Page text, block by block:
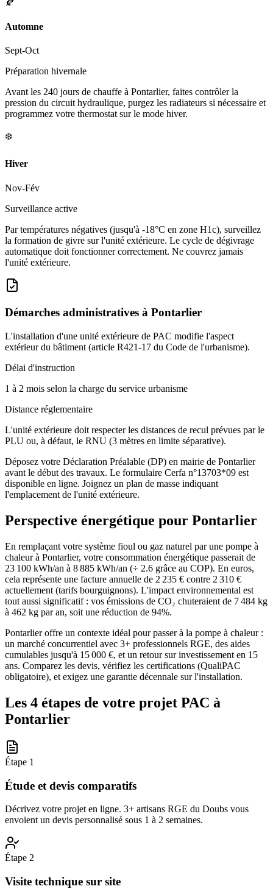
🍂
Automne
Sept-Oct
Préparation hivernale
Avant les 240 jours de chauffe à Pontarlier, faites contrôler la
pression du circuit hydraulique, purgez les radiateurs si nécessaire et
programmez votre thermostat sur le mode hiver.
❄️
Hiver
Nov-Fév
Surveillance active
Par températures négatives (jusqu'à -18°C en zone H1c), surveillez
la formation de givre sur l'unité extérieure. Le cycle de dégivrage
automatique doit fonctionner correctement. Ne couvrez jamais
l'unité extérieure.
Démarches administratives à Pontarlier
L'installation d'une unité extérieure de PAC modifie l'aspect
extérieur du bâtiment (article R421-17 du Code de l'urbanisme).
Délai d'instruction
1 à 2 mois selon la charge du service urbanisme
Distance réglementaire
L'unité extérieure doit respecter les distances de recul prévues par le
PLU ou, à défaut, le RNU (3 mètres en limite séparative).
Déposez votre Déclaration Préalable (DP) en mairie de Pontarlier
avant le début des travaux. Le formulaire Cerfa n°13703*09 est
disponible en ligne. Joignez un plan de masse indiquant
l'emplacement de l'unité extérieure.
Perspective énergétique pour Pontarlier
En remplaçant votre système fioul ou gaz naturel par une pompe à
chaleur à Pontarlier, votre consommation énergétique passerait de
23 100 kWh/an à 8 885 kWh/an (÷ 2.6 grâce au COP). En euros,
cela représente une facture annuelle de 2 235 € contre 2 310 €
actuellement (tarifs bourguignons). L'impact environnemental est
tout aussi significatif : vos émissions de CO₂ chuteraient de 7 484 kg
à 462 kg par an, soit une réduction de 94%.
Pontarlier offre un contexte idéal pour passer à la pompe à chaleur :
un marché concurrentiel avec 3+ professionnels RGE, des aides
cumulables jusqu'à 15 000 €, et un retour sur investissement en 15
ans. Comparez les devis, vérifiez les certifications (QualiPAC
obligatoire), et exigez une garantie décennale sur l'installation.
Les 4 étapes de votre projet PAC à
Pontarlier
Étape 1
Étude et devis comparatifs
Décrivez votre projet en ligne. 3+ artisans RGE du Doubs vous
envoient un devis personnalisé sous 1 à 2 semaines.
Étape 2
Visite technique sur site